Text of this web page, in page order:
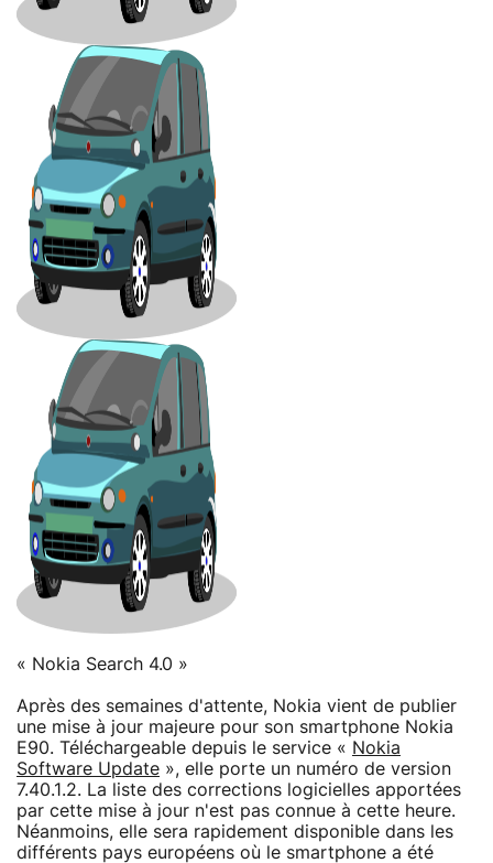
« Nokia Search 4.0 »
Après des semaines d'attente, Nokia vient de publier
une mise à jour majeure pour son smartphone Nokia
E90. Téléchargeable depuis le service « Nokia
Software Update », elle porte un numéro de version
7.40.1.2. La liste des corrections logicielles apportées
par cette mise à jour n'est pas connue à cette heure.
Néanmoins, elle sera rapidement disponible dans les
différents pays européens où le smartphone a été